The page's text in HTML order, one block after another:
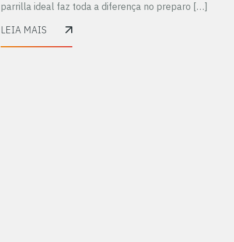
parrilla ideal faz toda a diferença no preparo […]
LEIA MAIS